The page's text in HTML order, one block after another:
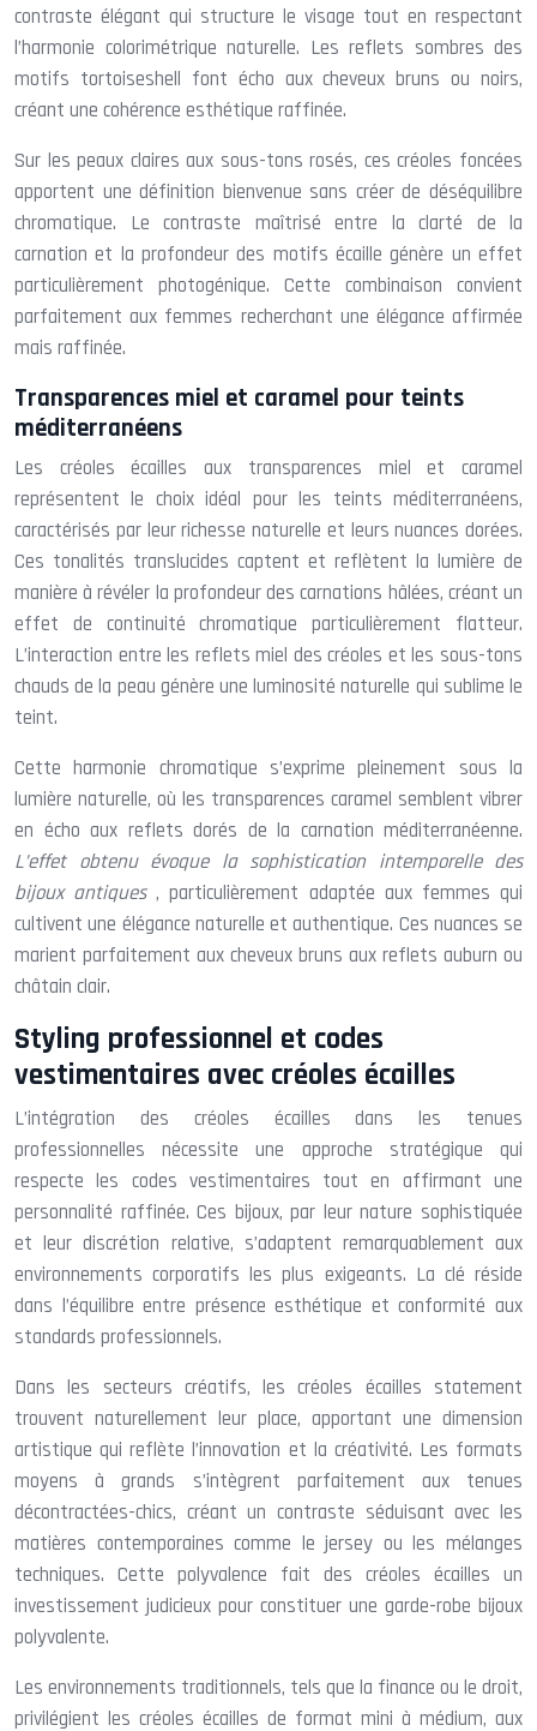
contraste élégant qui structure le visage tout en respectant
l’harmonie colorimétrique naturelle. Les reflets sombres des
motifs tortoiseshell font écho aux cheveux bruns ou noirs,
créant une cohérence esthétique raffinée.
Sur les peaux claires aux sous-tons rosés, ces créoles foncées
apportent une définition bienvenue sans créer de déséquilibre
chromatique. Le contraste maîtrisé entre la clarté de la
carnation et la profondeur des motifs écaille génère un effet
particulièrement photogénique. Cette combinaison convient
parfaitement aux femmes recherchant une élégance affirmée
mais raffinée.
Transparences miel et caramel pour teints
méditerranéens
Les créoles écailles aux transparences miel et caramel
représentent le choix idéal pour les teints méditerranéens,
caractérisés par leur richesse naturelle et leurs nuances dorées.
Ces tonalités translucides captent et reflètent la lumière de
manière à révéler la profondeur des carnations hâlées, créant un
effet de continuité chromatique particulièrement flatteur.
L’interaction entre les reflets miel des créoles et les sous-tons
chauds de la peau génère une luminosité naturelle qui sublime le
teint.
Cette harmonie chromatique s’exprime pleinement sous la
lumière naturelle, où les transparences caramel semblent vibrer
en écho aux reflets dorés de la carnation méditerranéenne.
L’effet obtenu évoque la sophistication intemporelle des
bijoux antiques, particulièrement adaptée aux femmes qui
cultivent une élégance naturelle et authentique. Ces nuances se
marient parfaitement aux cheveux bruns aux reflets auburn ou
châtain clair.
Styling professionnel et codes
vestimentaires avec créoles écailles
L’intégration des créoles écailles dans les tenues
professionnelles nécessite une approche stratégique qui
respecte les codes vestimentaires tout en affirmant une
personnalité raffinée. Ces bijoux, par leur nature sophistiquée
et leur discrétion relative, s’adaptent remarquablement aux
environnements corporatifs les plus exigeants. La clé réside
dans l’équilibre entre présence esthétique et conformité aux
standards professionnels.
Dans les secteurs créatifs, les créoles écailles statement
trouvent naturellement leur place, apportant une dimension
artistique qui reflète l’innovation et la créativité. Les formats
moyens à grands s’intègrent parfaitement aux tenues
décontractées-chics, créant un contraste séduisant avec les
matières contemporaines comme le jersey ou les mélanges
techniques. Cette polyvalence fait des créoles écailles un
investissement judicieux pour constituer une garde-robe bijoux
polyvalente.
Les environnements traditionnels, tels que la finance ou le droit,
privilégient les créoles écailles de format mini à médium, aux